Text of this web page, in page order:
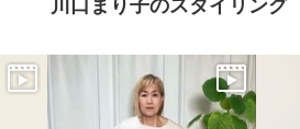
川口まり子のスタイリング